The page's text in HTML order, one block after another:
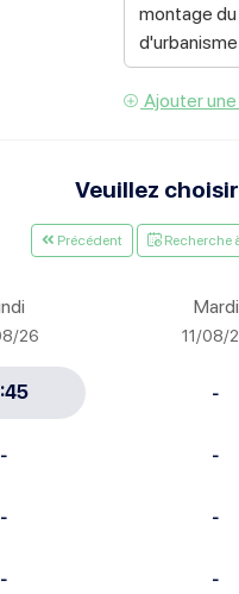
votre abonnement :
Mail
Sport et Vie associative